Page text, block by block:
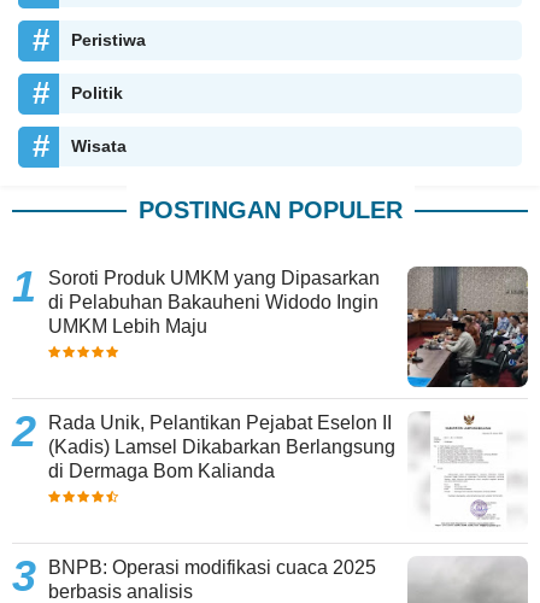
Peristiwa
Politik
Wisata
POSTINGAN POPULER
Soroti Produk UMKM yang Dipasarkan
di Pelabuhan Bakauheni Widodo Ingin
UMKM Lebih Maju
Rada Unik, Pelantikan Pejabat Eselon II
(Kadis) Lamsel Dikabarkan Berlangsung
di Dermaga Bom Kalianda
BNPB: Operasi modifikasi cuaca 2025
berbasis analisis